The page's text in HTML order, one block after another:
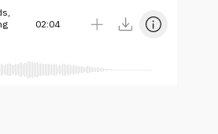
02:04